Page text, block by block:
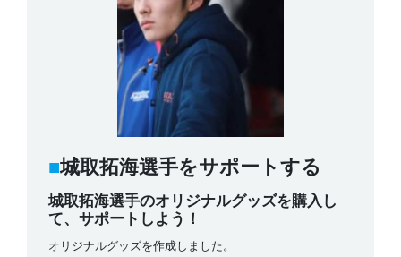
城取拓海選手をサポートする
城取拓海選手のオリジナルグッズを購入し
て、サポートしよう！
オリジナルグッズを作成しました。